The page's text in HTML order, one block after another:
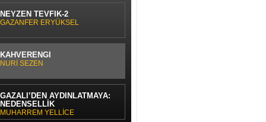
NEYZEN TEVFİK-2
GAZANFER ERYÜKSEL
KAHVERENGİ
NURİ SEZEN
GAZÂLÎ’DEN AYDINLATMAYA:
NEDENSELLİK
MUHARREM YELLİCE